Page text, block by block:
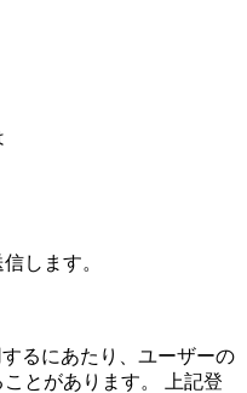
します。
るにあたり、ユーザーの
とがあります。 上記登